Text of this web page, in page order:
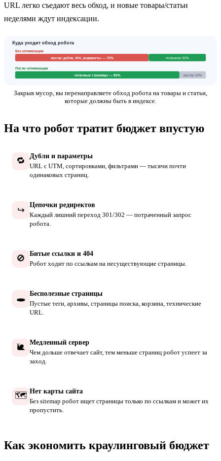
URL легко съедают весь обход, и новые товары/статьи
неделями ждут индексации.
Куда уходит обход робота
Без оптимизации
мусор: дубли, 404, редиректы — 70% полезное 30%
После оптимизации
полезные страницы — 85% мусор 15%
Закрыв мусор, вы перенаправляете обход робота на товары и статьи,
которые должны быть в индексе.
На что робот тратит бюджет впустую
🔁
Дубли и параметры
URL с UTM, сортировками, фильтрами — тысячи почти
одинаковых страниц.
↪️
Цепочки редиректов
Каждый лишний переход 301/302 — потраченный запрос
робота.
🚫
Битые ссылки и 404
Робот ходит по ссылкам на несуществующие страницы.
🕳 Бесполезные страницы
Пустые теги, архивы, страницы поиска, корзина, технические
URL.
🐌
Медленный сервер
Чем дольше отвечает сайт, тем меньше страниц робот успеет за
заход.
🗺 Нет карты сайта
Без sitemap робот ищет страницы только по ссылкам и может их
пропустить.
Как экономить краулинговый бюджет